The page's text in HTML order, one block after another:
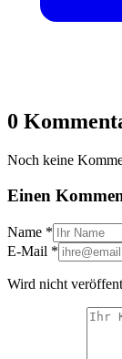
0
Noch keine
Einen
Name *
E-Mail *
Wird nicht